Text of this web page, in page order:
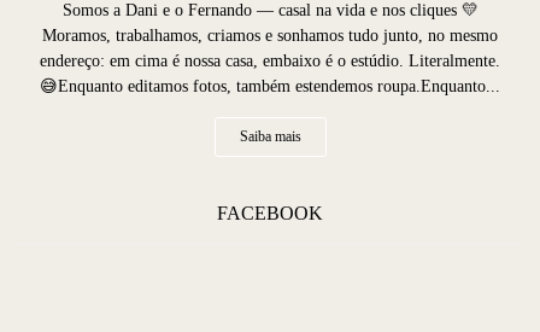
Somos a Dani e o Fernando — casal na vida e nos cliques 💛
Moramos, trabalhamos, criamos e sonhamos tudo junto, no mesmo
endereço: em cima é nossa casa, embaixo é o estúdio. Literalmente.
😅Enquanto editamos fotos, também estendemos roupa.Enquanto...
Saiba mais
FACEBOOK